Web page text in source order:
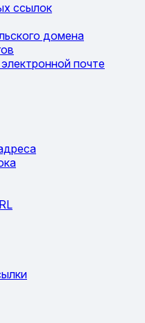
ссылок
домена
почте